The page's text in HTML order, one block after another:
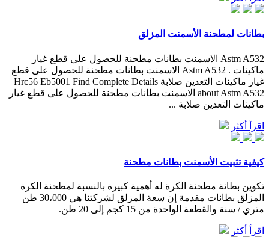
بطانات لمطحنة الأسمنت المزلق
Astm A532 الاسمنت بطانات مطحنة للحصول على قطع غيار
ماكينات . Astm A532 الاسمنت بطانات مطحنة للحصول على قطع
غيار ماكينات التعدين صلابة Hrc56 Eb5001 Find Complete Details
about Astm A532 الاسمنت بطانات مطحنة للحصول على قطع غيار
ماكينات التعدين صلابة ...
اقرأ أكثر
كيفية تثبيت الأسمنت بطانات مطحنة
تكوين بطانة مطحنة الكرة له أهمية كبيرة بالنسبة لمطحنة الكرة
المزلق بطانات مقدمة إن سعة المزلق لشركتنا هي 30،000 طن
متري / سنة والقطعة الواحدة من 15 كجم إلى 20 طن.
اقرأ أكثر